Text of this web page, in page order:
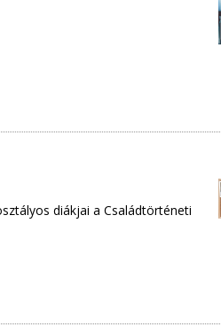
diákjai a Családtörténeti